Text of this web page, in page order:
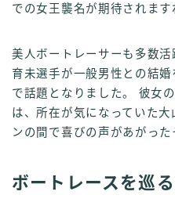
での女王襲名が期待されます
美人ボートレーサーも多数
育未選手が一般男性との結
で話題となりました。 彼女
は、所在が気になっていた
ンの間で喜びの声があがった
ボートレースを巡